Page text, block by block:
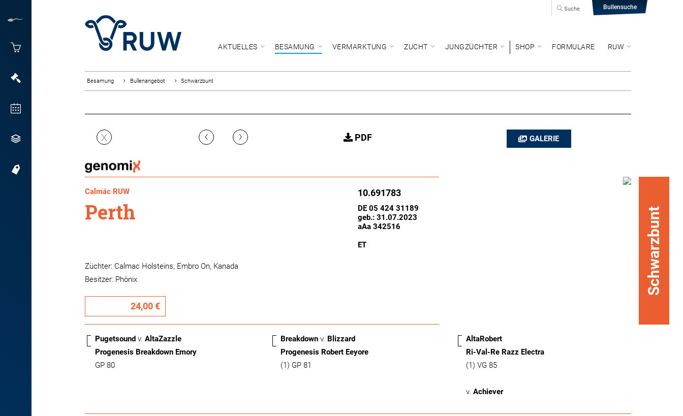
Bullensuche
Suche
AKTUELLES BESAMUNG VERMARKTUNG ZUCHT JUNGZÜCHTER SHOP FORMULARE RUW
Besamung Bullenangebot Schwarzbunt
X ‹ › PDF GALERIE
Calmác RUW
Perth
10.691783
DE 05 424 31189
geb.: 31.07.2023
aAa 342516
ET
Züchter: Calmac Holsteins, Embro On, Kanada
Besitzer: Phönix
24,00 €
Schwarzbunt
Pugetsound v. AltaZazzle
Progenesis Breakdown Emory
GP 80
Breakdown v. Blizzard
Progenesis Robert Eeyore
(1) GP 81
AltaRobert
Ri-Val-Re Razz Electra
(1) VG 85
v. Achiever